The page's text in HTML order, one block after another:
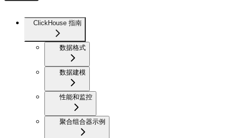
ClickHouse 指南
数据格式
数据建模
性能和监控
聚合组合器示例